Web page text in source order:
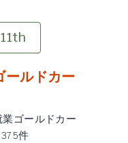
ルドカー
ゴールドカー
件